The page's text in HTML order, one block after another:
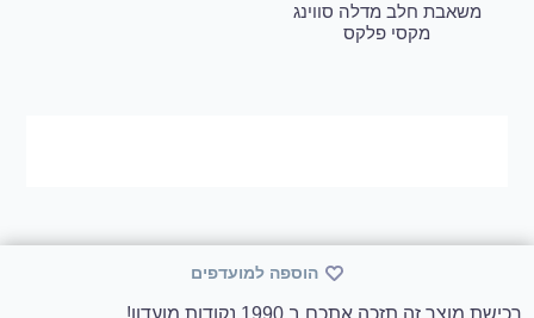
הוספה למועדפים
רכישת מוצר זה תזכה אתכם ב 1990 נקודות מועדון!
משאבת חלב מדלה סווינג
מקסי פלקס